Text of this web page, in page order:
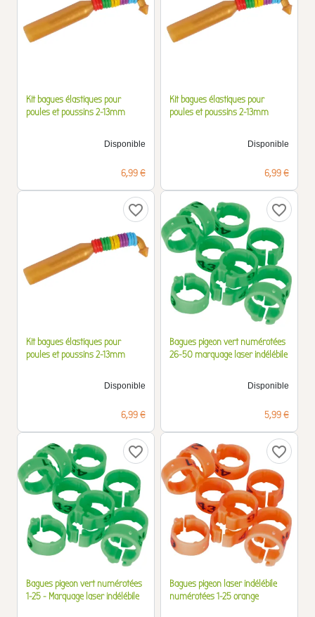
Kit bagues élastiques pour
poules et poussins 2-13mm
Disponible
Prix
6,99 €
Kit bagues élastiques pour
poules et poussins 2-13mm
Disponible
Prix
6,99 €
favorite_border
Kit bagues élastiques pour
poules et poussins 2-13mm
Disponible
Prix
6,99 €
favorite_border
Bagues pigeon vert numérotées
26-50 marquage laser indélébile
Disponible
Prix
5,99 €
favorite_border
Bagues pigeon vert numérotées
1-25 - Marquage laser indélébile
favorite_border
Bagues pigeon laser indélébile
numérotées 1-25 orange